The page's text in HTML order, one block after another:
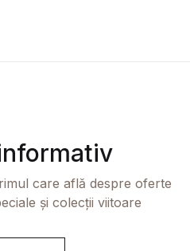
care află despre oferte
și colecții viitoare